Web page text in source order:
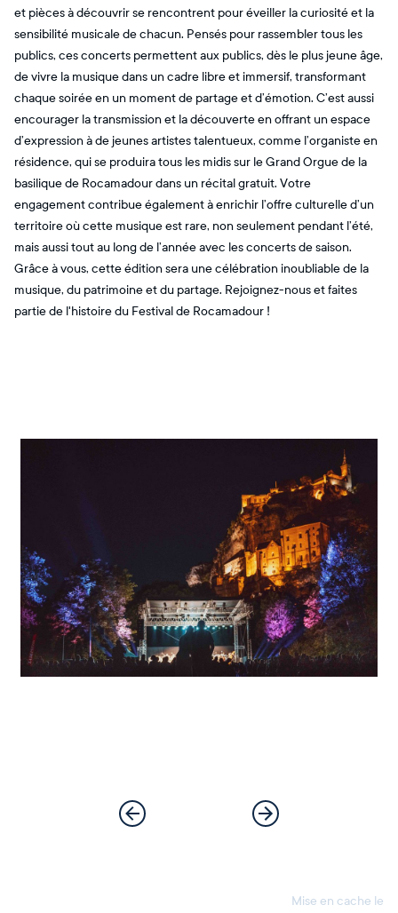
et pièces à découvrir se rencontrent pour éveiller la curiosité et la
sensibilité musicale de chacun. Pensés pour rassembler tous les
publics, ces concerts permettent aux publics, dès le plus jeune âge,
de vivre la musique dans un cadre libre et immersif, transformant
chaque soirée en un moment de partage et d’émotion. C’est aussi
encourager la transmission et la découverte en offrant un espace
d’expression à de jeunes artistes talentueux, comme l’organiste en
résidence, qui se produira tous les midis sur le Grand Orgue de la
basilique de Rocamadour dans un récital gratuit. Votre
engagement contribue également à enrichir l’offre culturelle d’un
territoire où cette musique est rare, non seulement pendant l’été,
mais aussi tout au long de l’année avec les concerts de saison.
Grâce à vous, cette édition sera une célébration inoubliable de la
musique, du patrimoine et du partage. Rejoignez-nous et faites
partie de l'histoire du Festival de Rocamadour !
Mise en cache le